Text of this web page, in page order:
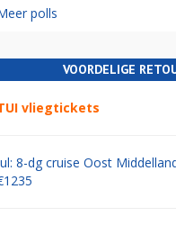
polls
VOORDELIGE
vliegtickets
8-dg cruise Oost